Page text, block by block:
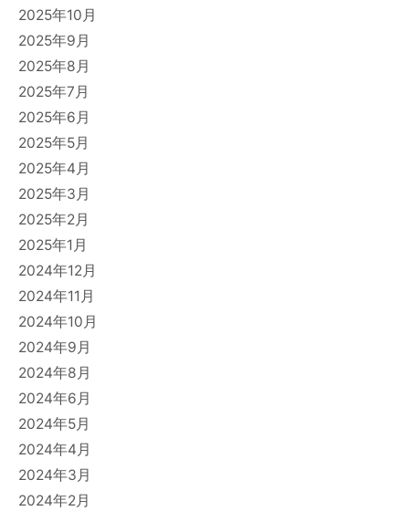
2025年10月
2025年9月
2025年8月
2025年7月
2025年6月
2025年5月
2025年4月
2025年3月
2025年2月
2025年1月
2024年12月
2024年11月
2024年10月
2024年9月
2024年8月
2024年6月
2024年5月
2024年4月
2024年3月
2024年2月